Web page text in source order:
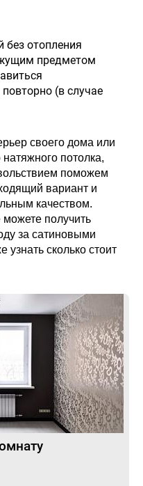
без отопления
предметом
(в случае
своего дома или
потолка,
поможем
вариант и
качеством.
получить
за сатиновыми
сколько стоит